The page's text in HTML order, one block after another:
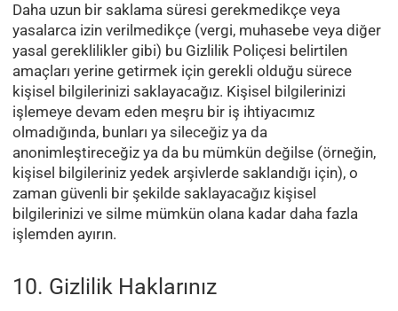
Daha uzun bir saklama süresi gerekmedikçe veya
yasalarca izin verilmedikçe (vergi, muhasebe veya diğer
yasal gereklilikler gibi) bu Gizlilik Poliçesi belirtilen
amaçları yerine getirmek için gerekli olduğu sürece
kişisel bilgilerinizi saklayacağız. Kişisel bilgilerinizi
işlemeye devam eden meşru bir iş ihtiyacımız
olmadığında, bunları ya sileceğiz ya da
anonimleştireceğiz ya da bu mümkün değilse (örneğin,
kişisel bilgileriniz yedek arşivlerde saklandığı için), o
zaman güvenli bir şekilde saklayacağız kişisel
bilgilerinizi ve silme mümkün olana kadar daha fazla
işlemden ayırın.
10. Gizlilik Haklarınız